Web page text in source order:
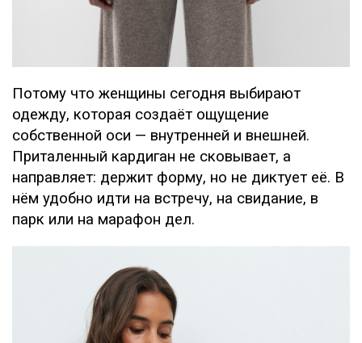
Потому что женщины сегодня выбирают
одежду, которая создаёт ощущение
собственной оси — внутренней и внешней.
Приталенный кардиган не сковывает, а
направляет: держит форму, но не диктует её. В
нём удобно идти на встречу, на свидание, в
парк или на марафон дел.